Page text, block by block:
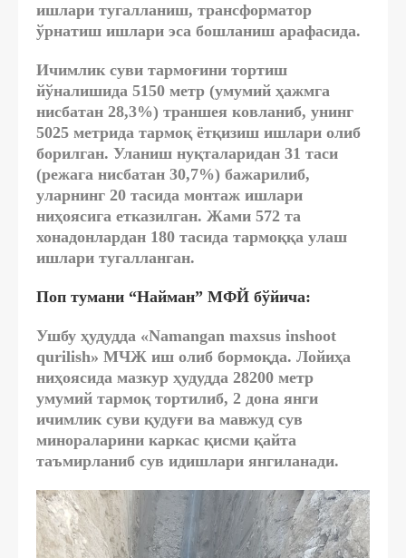
ишлари тугалланиш, трансформатор
ўрнатиш ишлари эса бошланиш арафасида.
Ичимлик суви тармоғини тортиш
йўналишида 5150 метр (умумий ҳажмга
нисбатан 28,3%) траншея ковланиб, унинг
5025 метрида тармоқ ётқизиш ишлари олиб
борилган. Уланиш нуқталаридан 31 таси
(режага нисбатан 30,7%) бажарилиб,
уларнинг 20 тасида монтаж ишлари
ниҳоясига етказилган. Жами 572 та
хонадонлардан 180 тасида тармоққа улаш
ишлари тугалланган.
Поп тумани “Найман” МФЙ бўйича:
Ушбу ҳудудда «Namangan maxsus inshoot
qurilish» МЧЖ иш олиб бормоқда. Лойиҳа
ниҳоясида мазкур ҳудудда 28200 метр
умумий тармоқ тортилиб, 2 дона янги
ичимлик суви қудуғи ва мавжуд сув
минораларини каркас қисми қайта
таъмирланиб сув идишлари янгиланади.